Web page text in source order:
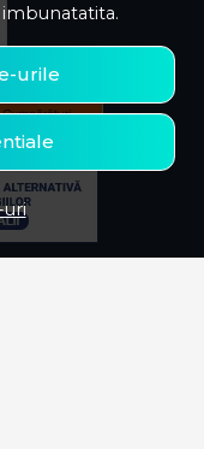
urile